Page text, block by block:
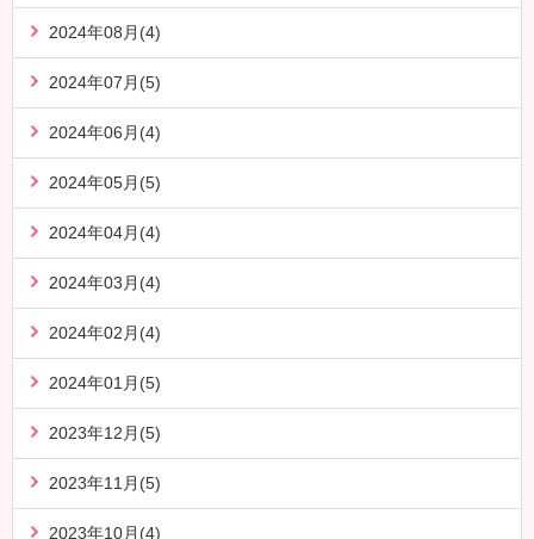
2024年08月(4)
2024年07月(5)
2024年06月(4)
2024年05月(5)
2024年04月(4)
2024年03月(4)
2024年02月(4)
2024年01月(5)
2023年12月(5)
2023年11月(5)
2023年10月(4)